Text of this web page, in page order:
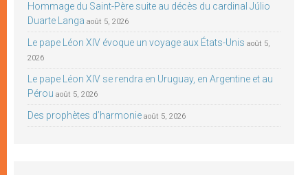
Hommage du Saint-Père suite au décès du cardinal Júlio
Duarte Langa août 5, 2026
Le pape Léon XIV évoque un voyage aux États-Unis août 5,
2026
Le pape Léon XIV se rendra en Uruguay, en Argentine et au
Pérou août 5, 2026
Des prophètes d’harmonie août 5, 2026